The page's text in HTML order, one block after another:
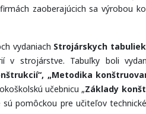
zaoberajúcich sa výrobou
vydaniach Strojárskych
v strojárstve. Tabuľky boli
„Metodika
učebnicu „Základy
pomôckou pre učiteľov